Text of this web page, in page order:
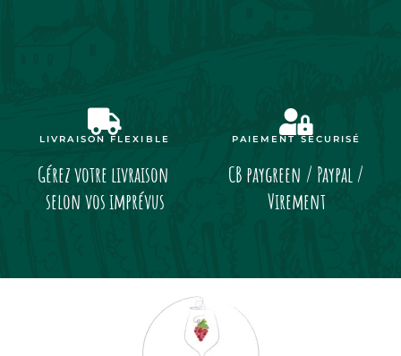
LIVRAISON FLEXIBLE
Gérez votre livraison
selon vos imprévus
PAIEMENT SÉCURISÉ
CB paygreen / Paypal /
Virement